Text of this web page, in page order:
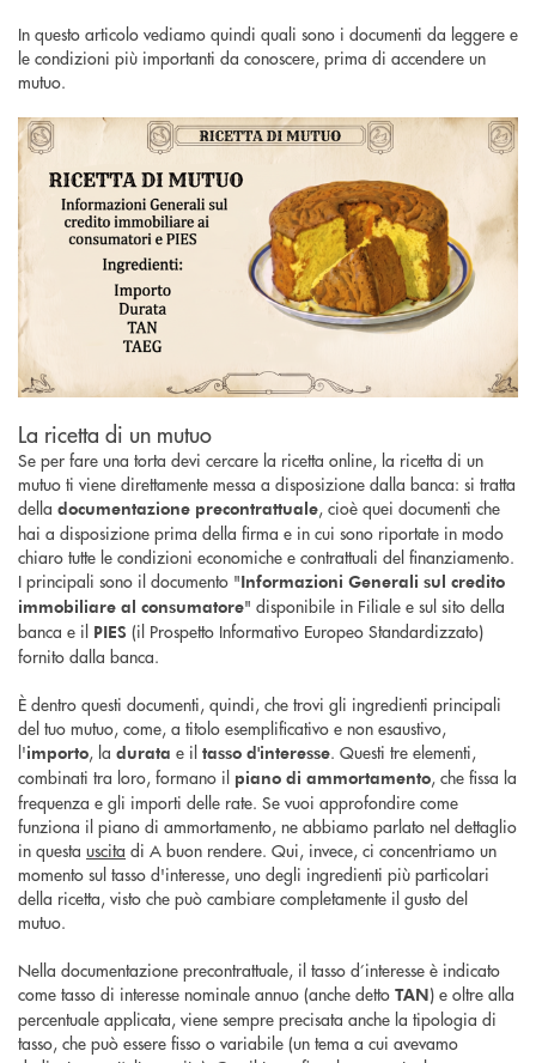
In questo articolo vediamo quindi quali sono i documenti da leggere e
le condizioni più importanti da conoscere, prima di accendere un
mutuo.
La ricetta di un mutuo
Se per fare una torta devi cercare la ricetta online, la ricetta di un
mutuo ti viene direttamente messa a disposizione dalla banca: si tratta
della documentazione precontrattuale, cioè quei documenti che
hai a disposizione prima della firma e in cui sono riportate in modo
chiaro tutte le condizioni economiche e contrattuali del finanziamento.
I principali sono il documento "Informazioni Generali sul credito
immobiliare al consumatore" disponibile in Filiale e sul sito della
banca e il PIES (il Prospetto Informativo Europeo Standardizzato)
fornito dalla banca.
È dentro questi documenti, quindi, che trovi gli ingredienti principali
del tuo mutuo, come, a titolo esemplificativo e non esaustivo,
l'importo, la durata e il tasso d'interesse. Questi tre elementi,
combinati tra loro, formano il piano di ammortamento, che fissa la
frequenza e gli importi delle rate. Se vuoi approfondire come
funziona il piano di ammortamento, ne abbiamo parlato nel dettaglio
in questa uscita di A buon rendere. Qui, invece, ci concentriamo un
momento sul tasso d'interesse, uno degli ingredienti più particolari
della ricetta, visto che può cambiare completamente il gusto del
mutuo.
Nella documentazione precontrattuale, il tasso d’interesse è indicato
come tasso di interesse nominale annuo (anche detto TAN) e oltre alla
percentuale applicata, viene sempre precisata anche la tipologia di
tasso, che può essere fisso o variabile (un tema a cui avevamo